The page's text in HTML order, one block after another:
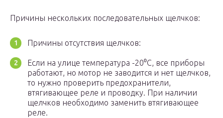
Причины нескольких последовательных щелчков:
Причины отсутствия щелчков:
Если на улице температура -20⁰С, все приборы
работают, но мотор не заводится и нет щелчков,
то нужно проверить предохранители,
втягивающее реле и проводку. При наличии
щелчков необходимо заменить втягивающее
реле.